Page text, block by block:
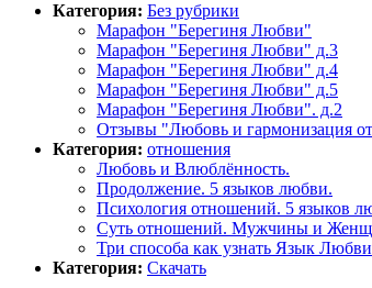
Категория: Без рубрики
Марафон "Берегиня Любви"
Марафон "Берегиня Любви" д.3
Марафон "Берегиня Любви" д.4
Марафон "Берегиня Любви" д.5
Марафон "Берегиня Любви". д.2
Отзывы "Любовь и гармонизация
Категория: отношения
Любовь и Влюблённость.
Продолжение. 5 языков любви.
Психология отношений. 5 языков
Суть отношений. Мужчины и
Три способа как узнать Язык Любви
Категория: Скачать